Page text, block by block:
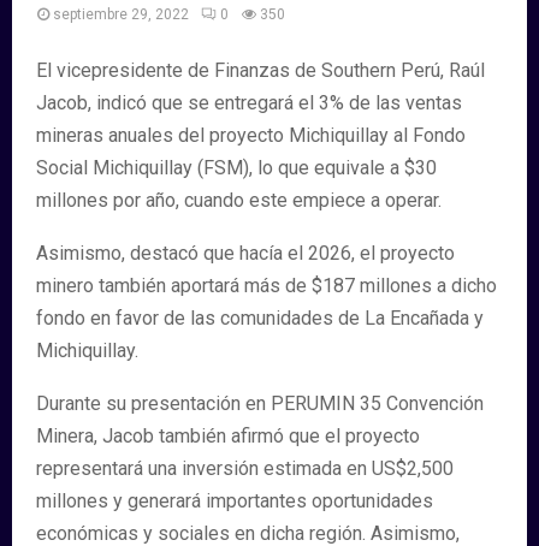
septiembre 29, 2022 0 350
El vicepresidente de Finanzas de Southern Perú, Raúl
Jacob, indicó que se entregará el 3% de las ventas
mineras anuales del proyecto Michiquillay al Fondo
Social Michiquillay (FSM), lo que equivale a $30
millones por año, cuando este empiece a operar.
Asimismo, destacó que hacía el 2026, el proyecto
minero también aportará más de $187 millones a dicho
fondo en favor de las comunidades de La Encañada y
Michiquillay.
Durante su presentación en PERUMIN 35 Convención
Minera, Jacob también afirmó que el proyecto
representará una inversión estimada en US$2,500
millones y generará importantes oportunidades
económicas y sociales en dicha región. Asimismo,